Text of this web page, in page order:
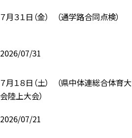
７月３１日（金） （通学路合同点検）
2026/07/31
７月１８日（土） （県中体連総合体育大
会陸上大会）
2026/07/21